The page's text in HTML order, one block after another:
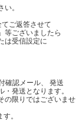
。
ご返答させて
等ございましたら
は受信設定に
確認メール、 発送
発送となります。
の限りではございませ
。